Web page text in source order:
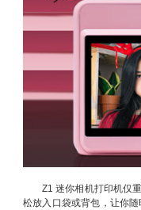
Z1 迷你相机打印机仅
松放入口袋或背包，让你